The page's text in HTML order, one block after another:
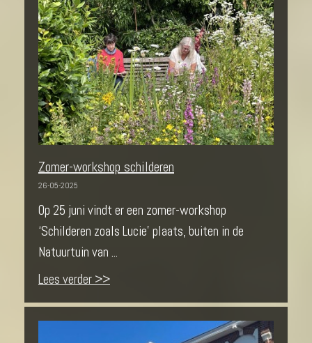
Zomer-workshop schilderen
26-05-2025
Op 25 juni vindt er een zomer-workshop
‘Schilderen zoals Lucie’ plaats, buiten in de
Natuurtuin van ...
Lees verder >>